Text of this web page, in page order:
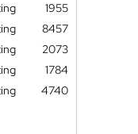
1955
8457
2073
1784
4740